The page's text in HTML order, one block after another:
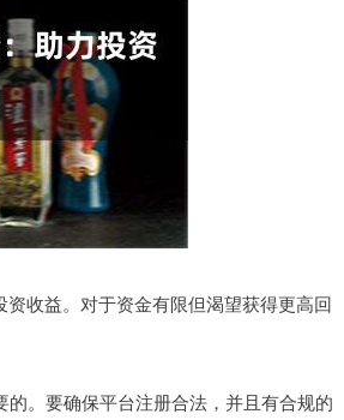
收益。对于资金有限但渴望获得更高回
。要确保平台注册合法，并且有合规的